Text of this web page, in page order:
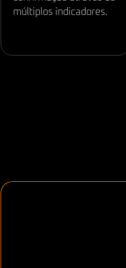
múltiplos indicadores.